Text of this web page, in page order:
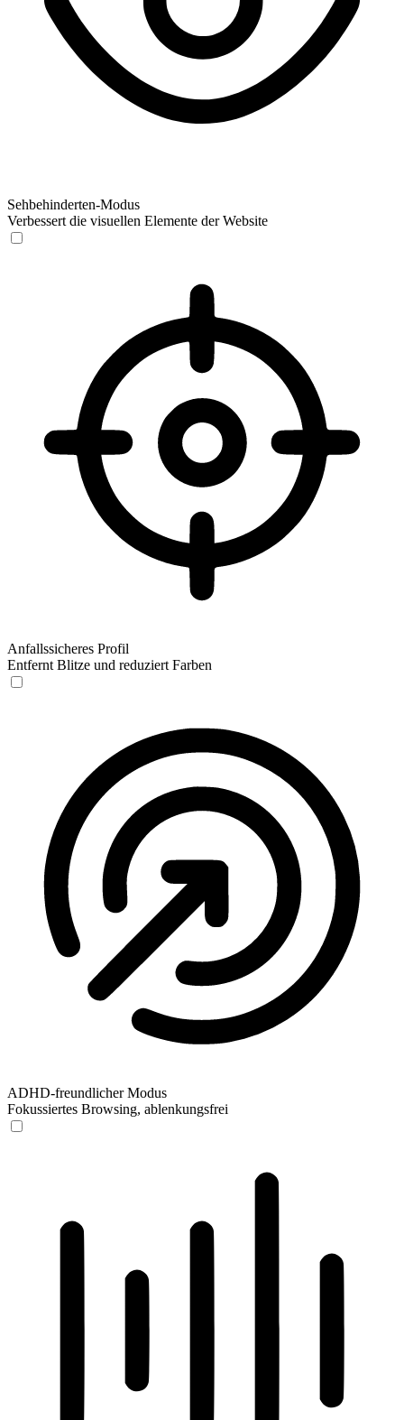
Sehbehinderten-Modus
Verbessert die visuellen Elemente der Website
Anfallssicheres Profil
Entfernt Blitze und reduziert Farben
ADHD-freundlicher Modus
Fokussiertes Browsing, ablenkungsfrei